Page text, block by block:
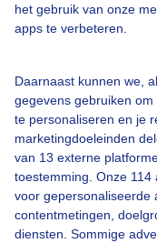
het gebruik van onze
apps te verbeteren.
Daarnaast kunnen we,
gegevens gebruiken
te personaliseren en je
marketingdoeleinden
van 13 externe
toestemming. Onze
voor gepersonaliseerde
contentmetingen,
diensten. Sommige
Bekijk slideshow
Een